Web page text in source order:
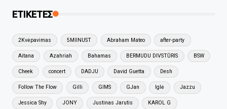
ΕΤΙΚΕΤΕΣ
2Kvėpavimas 5MIINUST Abraham Mateo after-party
Aitana Azahriah Bahamas BERMUDU DIVSTŪRIS BSW
Cheek concert DADJU David Guetta Desh
Follow The Flow Gilli GIMS GJan Iglė Jazzu
Jessica Shy JONY Justinas Jarutis KAROL G